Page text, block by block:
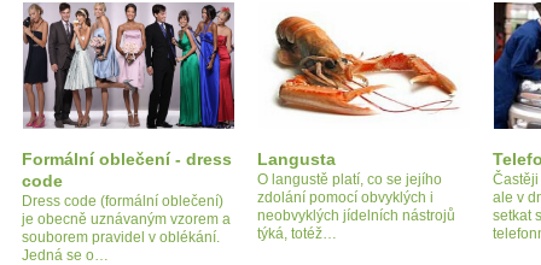
Formální oblečení - dress
code
Dress code (formální oblečení)
je obecně uznávaným vzorem a
souborem pravidel v oblékání.
Jedná se o…
Langusta
O langustě platí, co se jejího
zdolání pomocí obvyklých i
neobvyklých jídelních nástrojů
týká, totéž…
Častěji
ale v
setkat